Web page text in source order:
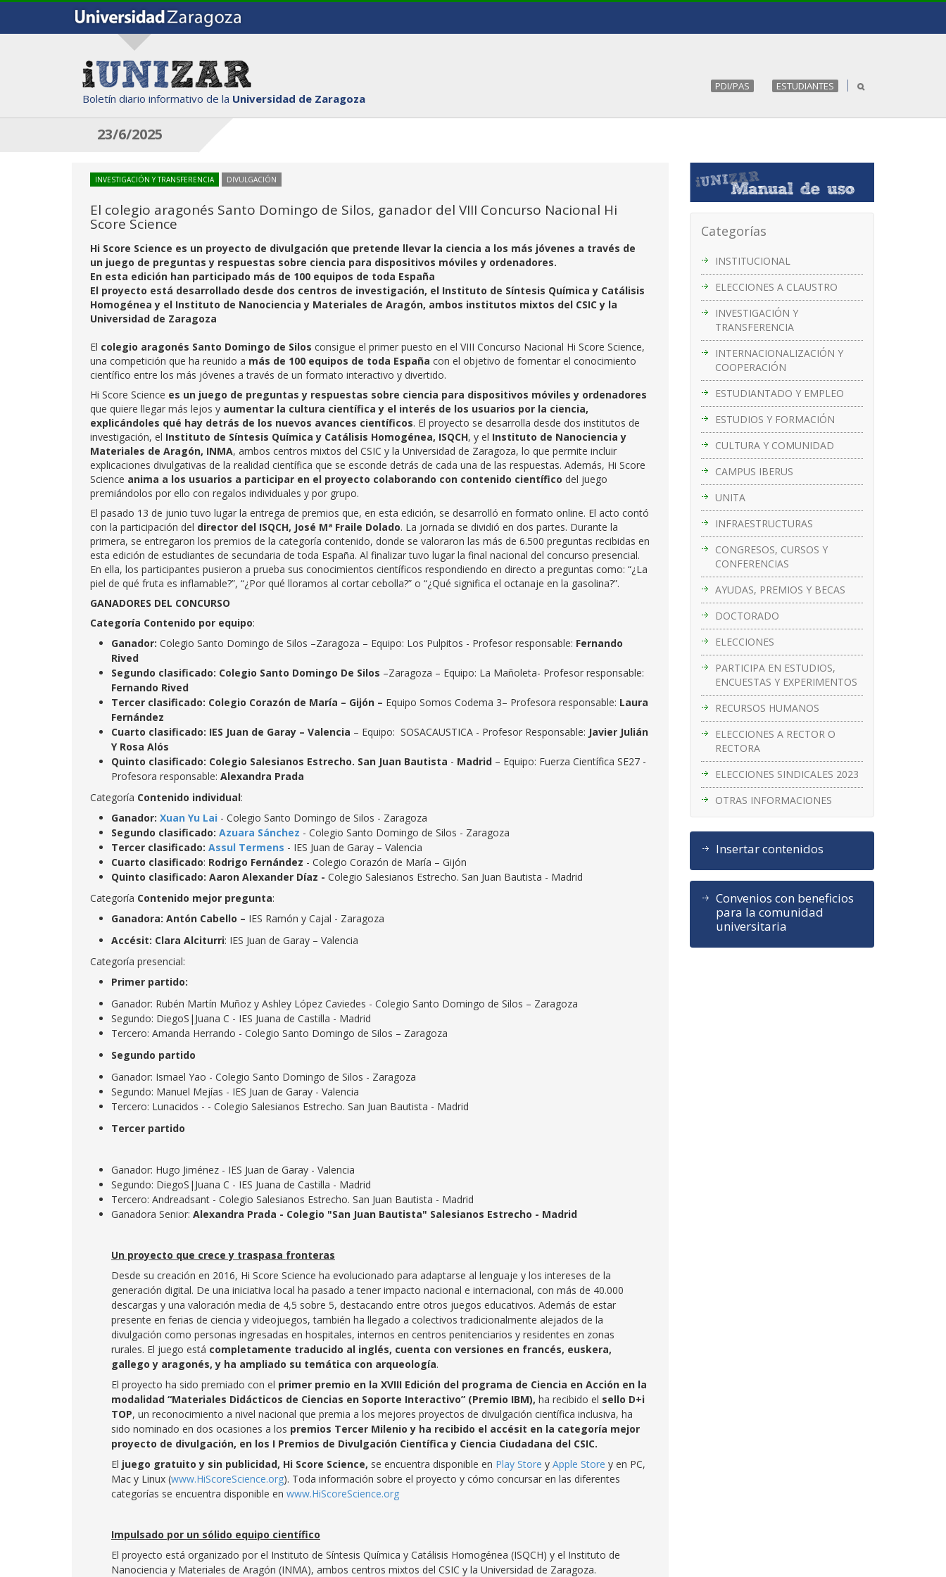
Boletín diario informativo de la Universidad de Zaragoza
PDI/PAS ESTUDIANTES
23/6/2025
Categorías
INSTITUCIONAL
ELECCIONES A CLAUSTRO
INVESTIGACIÓN Y
TRANSFERENCIA
INTERNACIONALIZACIÓN Y
COOPERACIÓN
ESTUDIANTADO Y EMPLEO
ESTUDIOS Y FORMACIÓN
CULTURA Y COMUNIDAD
CAMPUS IBERUS
UNITA
INFRAESTRUCTURAS
CONGRESOS, CURSOS Y
CONFERENCIAS
AYUDAS, PREMIOS Y BECAS
DOCTORADO
ELECCIONES
PARTICIPA EN ESTUDIOS,
ENCUESTAS Y EXPERIMENTOS
RECURSOS HUMANOS
ELECCIONES A RECTOR O
RECTORA
ELECCIONES SINDICALES 2023
OTRAS INFORMACIONES
Insertar contenidos
Convenios con beneficios
para la comunidad
universitaria
INVESTIGACIÓN Y TRANSFERENCIA DIVULGACIÓN
El colegio aragonés Santo Domingo de Silos, ganador del VIII Concurso Nacional Hi
Score Science
Hi Score Science es un proyecto de divulgación que pretende llevar la ciencia a los más jóvenes a través de
un juego de preguntas y respuestas sobre ciencia para dispositivos móviles y ordenadores.
En esta edición han participado más de 100 equipos de toda España
El proyecto está desarrollado desde dos centros de investigación, el Instituto de Síntesis Química y Catálisis
Homogénea y el Instituto de Nanociencia y Materiales de Aragón, ambos institutos mixtos del CSIC y la
Universidad de Zaragoza
El colegio aragonés Santo Domingo de Silos consigue el primer puesto en el VIII Concurso Nacional Hi Score Science,
una competición que ha reunido a más de 100 equipos de toda España con el objetivo de fomentar el conocimiento
científico entre los más jóvenes a través de un formato interactivo y divertido.
Hi Score Science es un juego de preguntas y respuestas sobre ciencia para dispositivos móviles y ordenadores
que quiere llegar más lejos y aumentar la cultura científica y el interés de los usuarios por la ciencia,
explicándoles qué hay detrás de los nuevos avances científicos. El proyecto se desarrolla desde dos institutos de
investigación, el Instituto de Síntesis Química y Catálisis Homogénea, ISQCH, y el Instituto de Nanociencia y
Materiales de Aragón, INMA, ambos centros mixtos del CSIC y la Universidad de Zaragoza, lo que permite incluir
explicaciones divulgativas de la realidad científica que se esconde detrás de cada una de las respuestas. Además, Hi Score
Science anima a los usuarios a participar en el proyecto colaborando con contenido científico del juego
premiándolos por ello con regalos individuales y por grupo.
El pasado 13 de junio tuvo lugar la entrega de premios que, en esta edición, se desarrolló en formato online. El acto contó
con la participación del director del ISQCH, José Mª Fraile Dolado. La jornada se dividió en dos partes. Durante la
primera, se entregaron los premios de la categoría contenido, donde se valoraron las más de 6.500 preguntas recibidas en
esta edición de estudiantes de secundaria de toda España. Al finalizar tuvo lugar la final nacional del concurso presencial.
En ella, los participantes pusieron a prueba sus conocimientos científicos respondiendo en directo a preguntas como: “¿La
piel de qué fruta es inflamable?”, “¿Por qué lloramos al cortar cebolla?” o “¿Qué significa el octanaje en la gasolina?”.
GANADORES DEL CONCURSO
Categoría Contenido por equipo:
Ganador: Colegio Santo Domingo de Silos –Zaragoza – Equipo: Los Pulpitos - Profesor responsable: Fernando
Rived
Segundo clasificado: Colegio Santo Domingo De Silos –Zaragoza – Equipo: La Mañoleta- Profesor responsable:
Fernando Rived
Tercer clasificado: Colegio Corazón de María – Gijón – Equipo Somos Codema 3– Profesora responsable: Laura
Fernández
Cuarto clasificado: IES Juan de Garay – Valencia – Equipo: SOSACAUSTICA - Profesor Responsable: Javier Julián
Y Rosa Alós
Quinto clasificado: Colegio Salesianos Estrecho. San Juan Bautista - Madrid – Equipo: Fuerza Científica SE27 -
Profesora responsable: Alexandra Prada
Categoría Contenido individual:
Ganador: Xuan Yu Lai - Colegio Santo Domingo de Silos - Zaragoza
Segundo clasificado: Azuara Sánchez - Colegio Santo Domingo de Silos - Zaragoza
Tercer clasificado: Assul Termens - IES Juan de Garay – Valencia
Cuarto clasificado: Rodrigo Fernández - Colegio Corazón de María – Gijón
Quinto clasificado: Aaron Alexander Díaz - Colegio Salesianos Estrecho. San Juan Bautista - Madrid
Categoría Contenido mejor pregunta:
Ganadora: Antón Cabello – IES Ramón y Cajal - Zaragoza
Accésit: Clara Alciturri: IES Juan de Garay – Valencia
Categoría presencial:
Primer partido:
Ganador: Rubén Martín Muñoz y Ashley López Caviedes - Colegio Santo Domingo de Silos – Zaragoza
Segundo: DiegoS|Juana C - IES Juana de Castilla - Madrid
Tercero: Amanda Herrando - Colegio Santo Domingo de Silos – Zaragoza
Segundo partido
Ganador: Ismael Yao - Colegio Santo Domingo de Silos - Zaragoza
Segundo: Manuel Mejías - IES Juan de Garay - Valencia
Tercero: Lunacidos - - Colegio Salesianos Estrecho. San Juan Bautista - Madrid
Tercer partido
Ganador: Hugo Jiménez - IES Juan de Garay - Valencia
Segundo: DiegoS|Juana C - IES Juana de Castilla - Madrid
Tercero: Andreadsant - Colegio Salesianos Estrecho. San Juan Bautista - Madrid
Ganadora Senior: Alexandra Prada - Colegio "San Juan Bautista" Salesianos Estrecho - Madrid
Un proyecto que crece y traspasa fronteras
Desde su creación en 2016, Hi Score Science ha evolucionado para adaptarse al lenguaje y los intereses de la
generación digital. De una iniciativa local ha pasado a tener impacto nacional e internacional, con más de 40.000
descargas y una valoración media de 4,5 sobre 5, destacando entre otros juegos educativos. Además de estar
presente en ferias de ciencia y videojuegos, también ha llegado a colectivos tradicionalmente alejados de la
divulgación como personas ingresadas en hospitales, internos en centros penitenciarios y residentes en zonas
rurales. El juego está completamente traducido al inglés, cuenta con versiones en francés, euskera,
gallego y aragonés, y ha ampliado su temática con arqueología.
El proyecto ha sido premiado con el primer premio en la XVIII Edición del programa de Ciencia en Acción en la
modalidad “Materiales Didácticos de Ciencias en Soporte Interactivo” (Premio IBM), ha recibido el sello D+i
TOP, un reconocimiento a nivel nacional que premia a los mejores proyectos de divulgación científica inclusiva, ha
sido nominado en dos ocasiones a los premios Tercer Milenio y ha recibido el accésit en la categoría mejor
proyecto de divulgación, en los I Premios de Divulgación Científica y Ciencia Ciudadana del CSIC.
El juego gratuito y sin publicidad, Hi Score Science, se encuentra disponible en Play Store y Apple Store y en PC,
Mac y Linux (www.HiScoreScience.org). Toda información sobre el proyecto y cómo concursar en las diferentes
categorías se encuentra disponible en www.HiScoreScience.org
Impulsado por un sólido equipo científico
El proyecto está organizado por el Instituto de Síntesis Química y Catálisis Homogénea (ISQCH) y el Instituto de
Nanociencia y Materiales de Aragón (INMA), ambos centros mixtos del CSIC y la Universidad de Zaragoza.